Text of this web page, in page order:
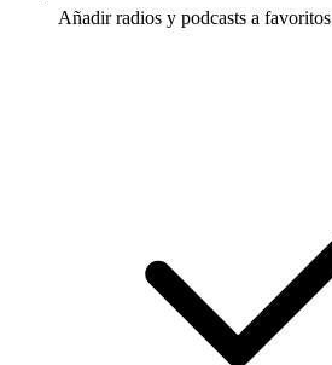
Añadir radios y podcasts a favoritos